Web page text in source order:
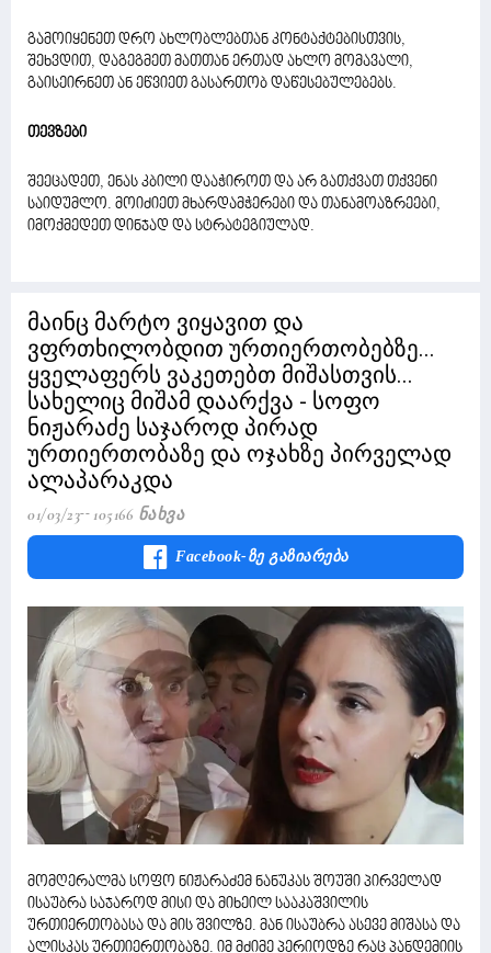
გამოიყენეთ დრო ახლობლებთან კონტაქტებისთვის,
შეხვდით, დაგეგმეთ მათთან ერთად ახლო მომავალი,
გაისეირნეთ ან ეწვიეთ გასართობ დაწესებულებებს.
თევზები
შეეცადეთ, ენას კბილი დააჭიროთ და არ გათქვათ თქვენი
საიდუმლო. მოიძიეთ მხარდამჭერები და თანამოაზრეები,
იმოქმედეთ დინჯად და სტრატეგიულად.
მაინც მარტო ვიყავით და
ვფრთხილობდით ურთიერთობებზე...
ყველაფერს ვაკეთებთ მიშასთვის...
სახელიც მიშამ დაარქვა - სოფო
ნიჟარაძე საჯაროდ პირად
ურთიერთობაზე და ოჯახზე პირველად
ალაპარაკდა
01/03/23 105166 Ნახვა
Facebook-Ზე Გაზიარება
მომღერალმა სოფო ნიჟარაძემ ნანუკას შოუში პირველად
ისაუბრა საჯაროდ მისი და მიხეილ სააკაშვილის
ურთიერთობასა და მის შვილზე. მან ისაუბრა ასევე მიშასა და
ალისკას ურთიერთობაზე. იმ მძიმე პერიოდზე რაც პანდემიის